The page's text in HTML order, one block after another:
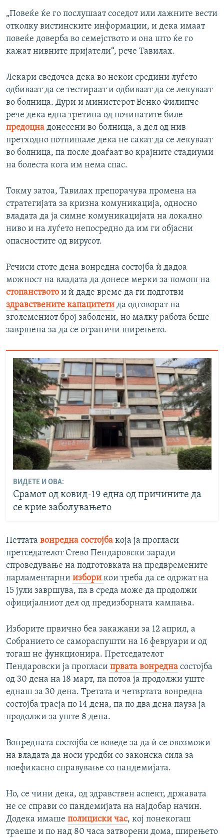
„Повеќе ќе го послушаат соседот или лажните вести
отколку вистинските информации, и дека имаат
повеќе доверба во семејството и она што ќе го
кажат нивните пријатели“, рече Тавилах.
Лекари сведочеа дека во некои средини луѓето
одбиваат да се тестираат и одбиваат да се лекуваат
во болница. Дури и министерот Венко Филипче
рече дека една третина од починатите биле
предоцна донесени во болница, а дел од нив
претходно потпишале дека не сакат да се лекуваат
во болница, па после доаѓаат во крајните стадиуми
на болеста кога им нема спас.
Токму затоа, Тавилах препорачува промена на
стратегијата за кризна комуникација, односно
владата да ја симне комуникацијата на локално
ниво и на луѓето непосредно да им ги објасни
опасностите од вирусот.
Речиси стоте дена вонредна состојба ѝ дадоа
можност на владата да донесе мерки за помош на
стопанството и ѝ даде време да ги подготви
здравствените капацитети да одговорат на
зголемениот број заболени, но малку работа беше
завршена за да се ограничи ширењето.
ВИДЕТЕ И ОВА:
Срамот од ковид-19 една од причините да
се крие заболувањето
Петтата вонредна состојба која ја прогласи
претседателот Стево Пендаровски заради
спроведување на подготовката на предвремените
парламентарни избори кои треба да се одржат на
15 јули завршува, па в среда може да продолжи
официјалниот дел од предизборната кампања.
Изборите првично беа закажани за 12 април, а
Собранието се самораспушти на 16 февруари и од
тогаш не функционира. Претседателот
Пендаровски ја прогласи првата вонредна состојба
од 30 дена на 18 март, па потоа ја продолжи уште
еднаш за 30 дена. Третата и четвртата вонредна
состојба траеја по 14 дена, па по два дена пауза ја
продолжи за уште 8 дена.
Вонредната состојба се воведе за да ѝ се овозможи
на владата да носи уредби со законска сила за
поефикасно справување со пандемијата.
Но, се чини дека, од здравствен аспект, државата
не се справи со пандемијата на најдобар начин.
Додека имаше полициски час, кој понекогаш
траеше и по над 80 часа затворени дома, ширењето